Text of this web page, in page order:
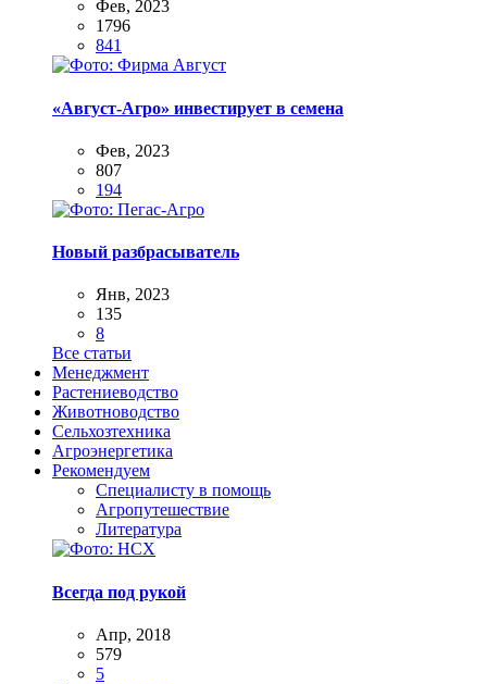
Фев, 2023
1796
841
«Август-Агро» инвестирует в семена
Фев, 2023
807
194
Новый разбрасыватель
Янв, 2023
135
8
Все статьи
Менеджмент
Растениеводство
Животноводство
Сельхозтехника
Агроэнергетика
Рекомендуем
Специалисту в помощь
Агропутешествие
Литература
Всегда под рукой
Апр, 2018
579
5